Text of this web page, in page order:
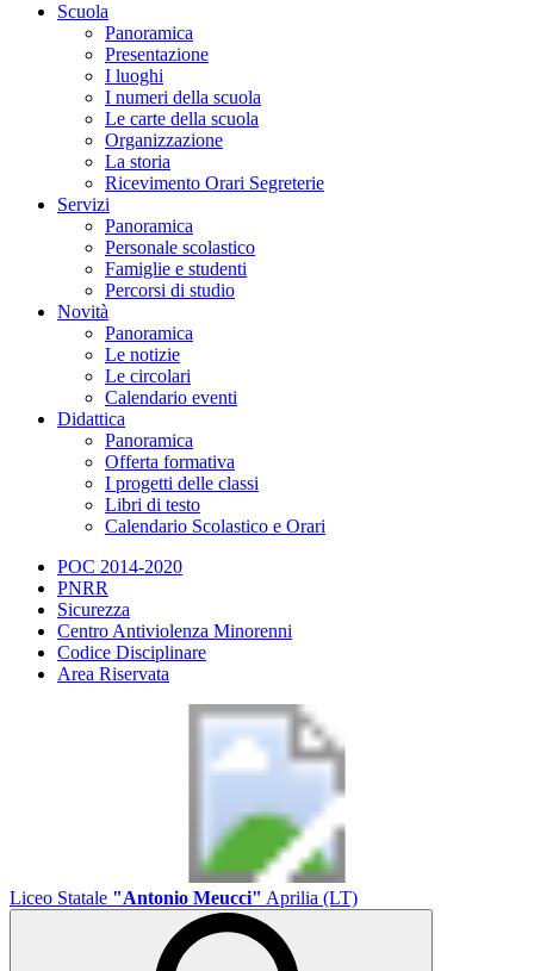
Scuola
Panoramica
Presentazione
I luoghi
I numeri della scuola
Le carte della scuola
Organizzazione
La storia
Ricevimento Orari Segreterie
Servizi
Panoramica
Personale scolastico
Famiglie e studenti
Percorsi di studio
Novità
Panoramica
Le notizie
Le circolari
Calendario eventi
Didattica
Panoramica
Offerta formativa
I progetti delle classi
Libri di testo
Calendario Scolastico e Orari
POC 2014-2020
PNRR
Sicurezza
Centro Antiviolenza Minorenni
Codice Disciplinare
Area Riservata
Liceo Statale "Antonio Meucci" Aprilia (LT)